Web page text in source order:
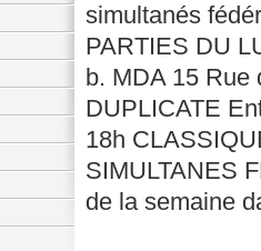
simultanés
PARTIES DU
b. MDA 15
DUPLICATE
18h
SIMULTANES
de la semaine